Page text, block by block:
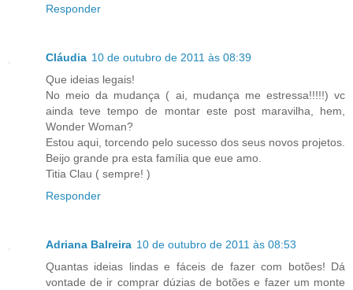
Responder
Cláudia 10 de outubro de 2011 às 08:39
Que ideias legais!
No meio da mudança ( ai, mudança me estressa!!!!!) vc
ainda teve tempo de montar este post maravilha, hem,
Wonder Woman?
Estou aqui, torcendo pelo sucesso dos seus novos projetos.
Beijo grande pra esta família que eue amo.
Titia Clau ( sempre! )
Responder
Adriana Balreira 10 de outubro de 2011 às 08:53
Quantas ideias lindas e fáceis de fazer com botões! Dá
vontade de ir comprar dúzias de botões e fazer um monte